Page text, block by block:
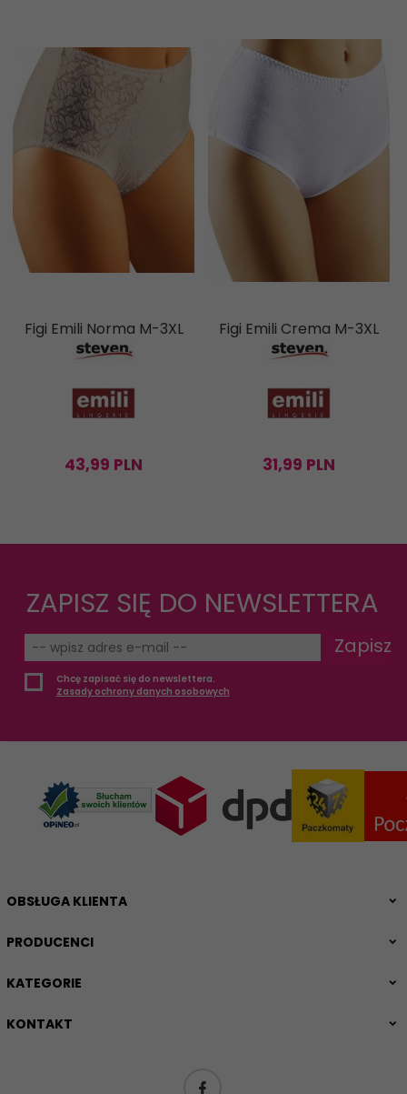
Figi Emili Norma M-3XL
43,99 PLN
Figi Emili Crema M-3XL
31,99 PLN
ZAPISZ SIĘ DO NEWSLETTERA
Zapisz
Chcę zapisać się do newslettera.
Zasady ochrony danych osobowych
OBSŁUGA KLIENTA
PRODUCENCI
KATEGORIE
KONTAKT